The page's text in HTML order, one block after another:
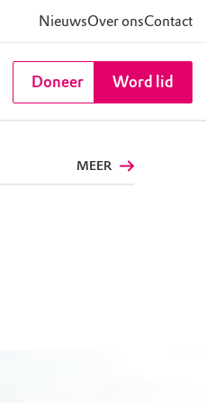
NieuwsOver onsContact
Doneer Word lid
MEER